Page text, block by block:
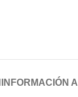
INFORMACIÓN